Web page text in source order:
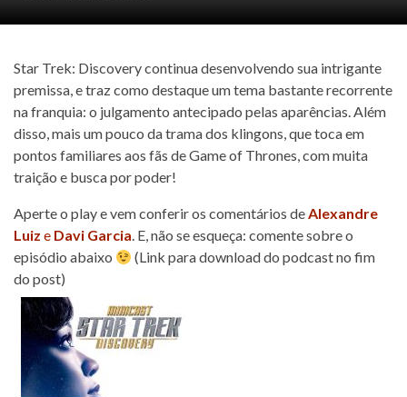
Star Trek: Discovery continua desenvolvendo sua intrigante
premissa, e traz como destaque um tema bastante recorrente
na franquia: o julgamento antecipado pelas aparências. Além
disso, mais um pouco da trama dos klingons, que toca em
pontos familiares aos fãs de Game of Thrones, com muita
traição e busca por poder!
Aperte o play e vem conferir os comentários deAlexandre
Luiz e Davi Garcia. E, não se esqueça: comente sobre o
episódio abaixo
(Link para download do podcast no fim
do post)